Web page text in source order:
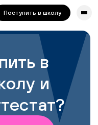
отключить VPN.
Поступить в школу
в
и